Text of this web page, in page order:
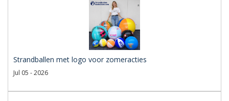
Strandballen met logo voor zomeracties
Jul 05 - 2026